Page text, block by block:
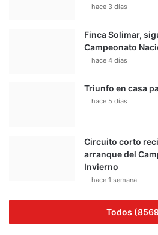
hace 3 días
Finca Solimar,
Campeonato
hace 4 días
Triunfo en casa
hace 5 días
Circuito corto
arranque del
Invierno
hace 1 semana
Todos